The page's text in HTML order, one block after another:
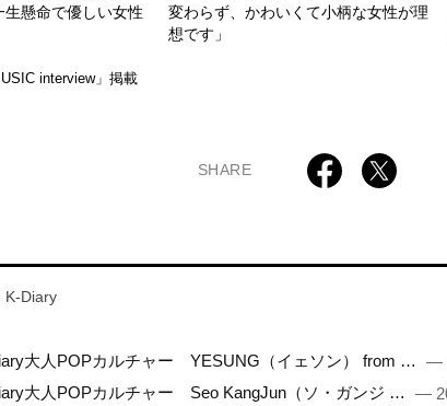
生懸命で優しい女性
変わらず、かわいくて小柄な女性が理
想です」
interview」掲載
SHARE
K-Diary
大人POPカルチャー YESUNG（イェソン） from …
—
大人POPカルチャー Seo KangJun（ソ・ガンジ …
—